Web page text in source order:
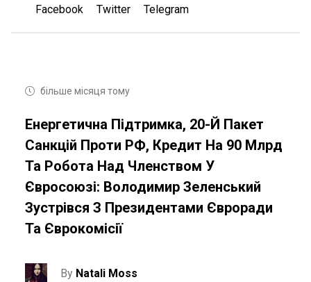
Facebook Twitter Telegram
більше місяця тому
Енергетична Підтримка, 20-Й Пакет
Санкцій Проти РФ, Кредит На 90 Млрд
Та Робота Над Членством У
Євросоюзі: Володимир Зеленський
Зустрівся З Президентами Євроради
Та Єврокомісії
By Natali Moss